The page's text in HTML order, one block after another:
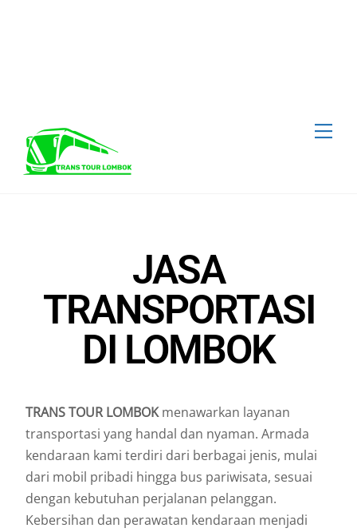
JASA
TRANSPORTASI
DI LOMBOK
TRANS TOUR LOMBOKmenawarkan layanan
transportasi yang handal dan nyaman. Armada
kendaraan kami terdiri dari berbagai jenis, mulai
dari mobil pribadi hingga bus pariwisata, sesuai
dengan kebutuhan perjalanan pelanggan.
Kebersihan dan perawatan kendaraan menjadi